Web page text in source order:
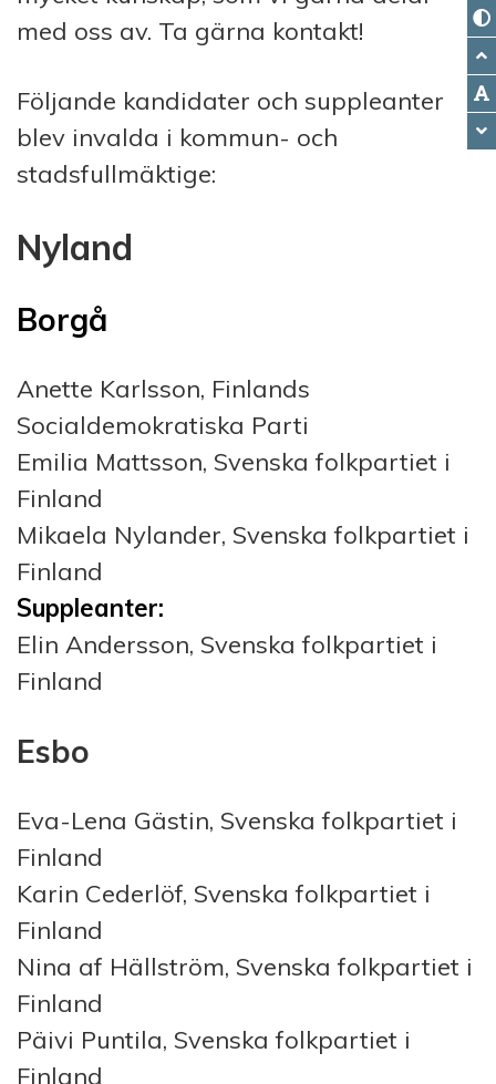
med oss av. Ta gärna kontakt!
Följande kandidater och suppleanter
blev invalda i kommun- och
stadsfullmäktige:
Nyland
Borgå
Anette Karlsson, Finlands
Socialdemokratiska Parti
Emilia Mattsson, Svenska folkpartiet i
Finland
Mikaela Nylander, Svenska folkpartiet i
Finland
Suppleanter:
Elin Andersson, Svenska folkpartiet i
Finland
Esbo
Eva-Lena Gästin, Svenska folkpartiet i
Finland
Karin Cederlöf, Svenska folkpartiet i
Finland
Nina af Hällström, Svenska folkpartiet i
Finland
Päivi Puntila, Svenska folkpartiet i
Finland